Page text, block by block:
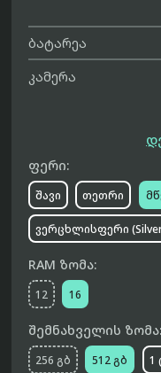
ბატარეა
კამერა
ფერი:
შავი თეთრი
ვერცხლისფერი (Silver
RAM ზომა:
12 16
შემნახველის ზომა:
256 გბ 512 გბ 1